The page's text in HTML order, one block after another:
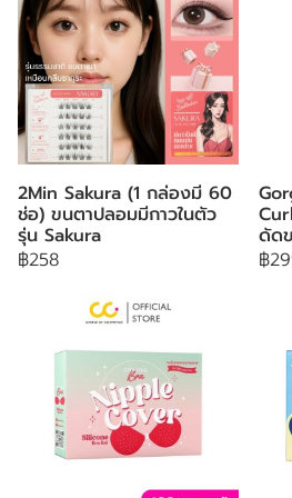
2Min Sakura (1 กล่องมี 60
ช่อ) ขนตาปลอมมีกาวในตัว
รุ่น Sakura
฿258
ดัด
฿